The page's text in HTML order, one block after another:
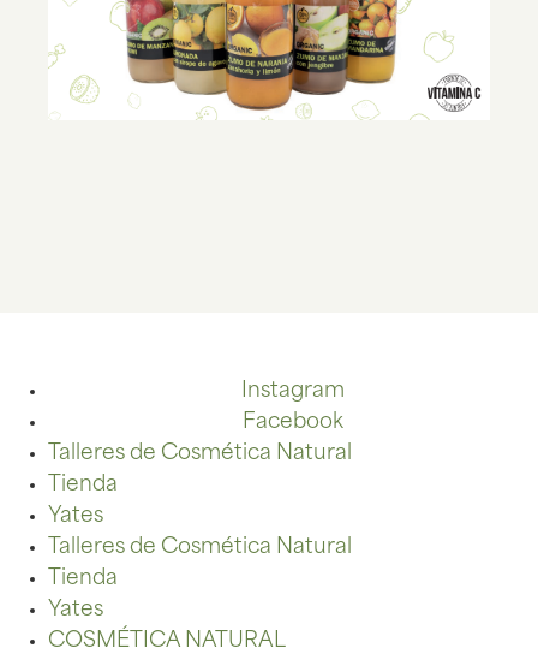
Instagram
Facebook
Talleres de Cosmética Natural
Tienda
Yates
Talleres de Cosmética Natural
Tienda
Yates
COSMÉTICA NATURAL